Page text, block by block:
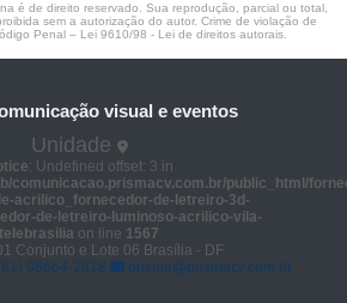
é de direito reservado. Sua reprodução, parcial ou total,
sem a autorização do autor. Crime de violação de
Penal – Lei 9610/98 - Lei de direitos autorais
visual e eventos
Unidade
: Undefined offset: 3 in
comunicacao.prismacv.com.br/public_html/
acrilico_fornecedor-de-letreiro-3d-
de-letreiro-luminoso-acrilico-vila-
telebrasilia on line 1567
Conjunto e Lote 06 Brasília - DF
98664-2818 prisma@prismacv.com.br